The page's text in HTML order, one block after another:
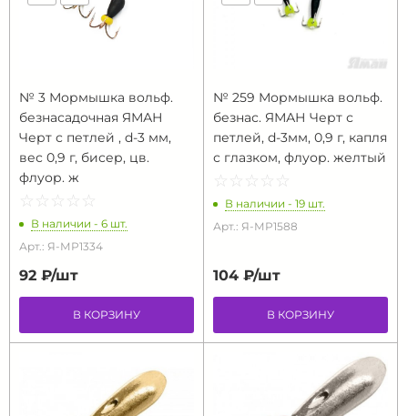
№ 3 Мормышка вольф.
безнасадочная ЯМАН
Черт с петлей , d-3 мм,
вес 0,9 г, бисер, цв.
флуор. ж
☆ ☆ ☆ ☆ ☆
★ ★ ★ ★ ★
В наличии - 6 шт.
Арт.: Я-МР1334
92 ₽/шт
В КОРЗИНУ
№ 259 Мормышка вольф.
безнас. ЯМАН Черт с
петлей, d-3мм, 0,9 г, капля
с глазком, флуор. желтый
☆ ☆ ☆ ☆ ☆
★ ★ ★ ★ ★
В наличии - 19 шт.
Арт.: Я-МР1588
104 ₽/шт
В КОРЗИНУ